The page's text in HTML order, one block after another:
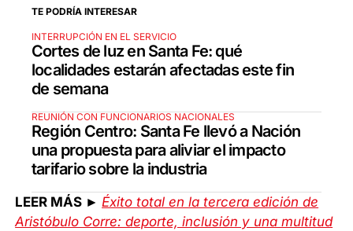
TE PODRÍA INTERESAR
INTERRUPCIÓN EN EL SERVICIO
Cortes de luz en Santa Fe: qué
localidades estarán afectadas este fin
de semana
REUNIÓN CON FUNCIONARIOS NACIONALES
Región Centro: Santa Fe llevó a Nación
una propuesta para aliviar el impacto
tarifario sobre la industria
LEER MÁS ►Éxito total en la tercera edición de
Aristóbulo Corre: deporte, inclusión y una multitud